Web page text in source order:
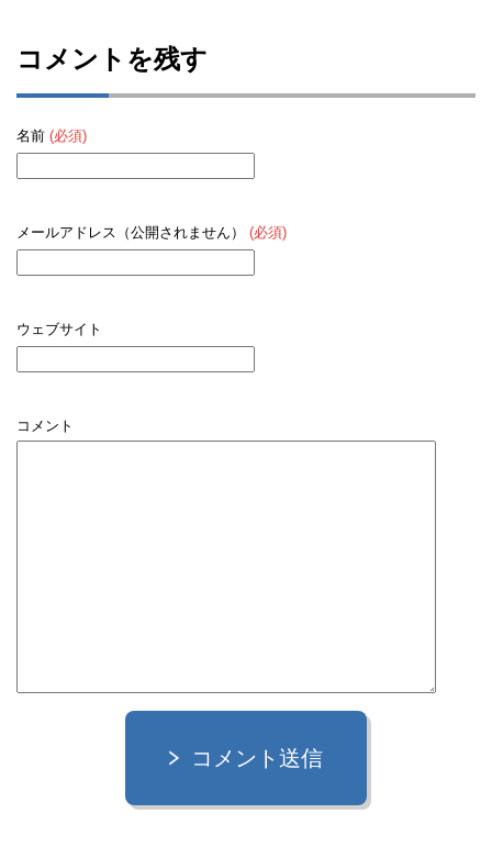
コメントを残す
名前 (必須)
メールアドレス（公開されません） (必須)
ウェブサイト
コメント
コメント送信